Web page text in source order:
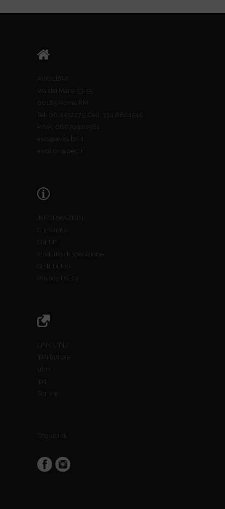
AVIOLIBRI
Via dei Marsi 53-55
00185 Roma RM
Tel. 06.4452275; Cell. 334.8824545
P.IVA: 08679420581
avio@aviolibri.it
aviolibri@pec.it
INFORMAZIONI
Chi Siamo
Contatti
Modalità di spedizione
Distributori
Privacy Policy
LINK UTILI
IBN Editore
ulm
jp4
Scrivici
Seguici su: